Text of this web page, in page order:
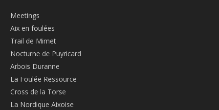
Meetings
Aix en foulées
Trail de Mimet
Nocturne de Puyricard
Arbois Duranne
La Foulée Ressource
Cross de la Torse
La Nordique Aixoise